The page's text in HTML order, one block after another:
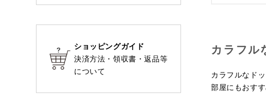
カラフル
カラフルなド
部屋にもおすす
ショッピングガイド
決済方法・領収書・返品等
について